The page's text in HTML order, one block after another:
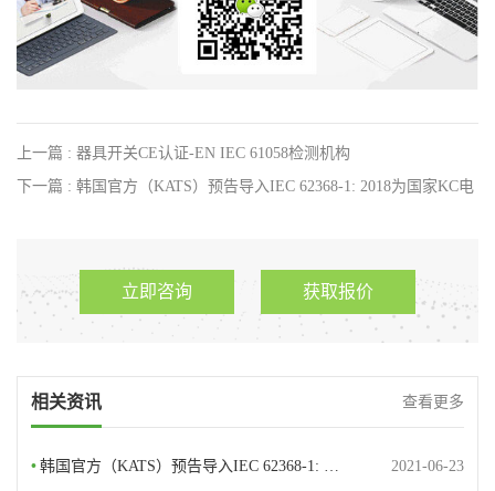
上一篇 : 器具开关CE认证-EN IEC 61058检测机构
下一篇 : 韩国官方（KATS）预告导入IEC 62368-1: 2018为国家KC电
立即咨询 获取报价
相关资讯 查看更多
• 2021-06-23
韩国官方（KATS）预告导入IEC 62368-1: …